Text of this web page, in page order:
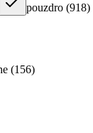
pouzdro (918)
(156)